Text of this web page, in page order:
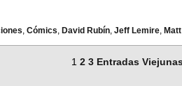
, Cómics, David Rubín, Jeff Lemire,
1 2 3 Entradas